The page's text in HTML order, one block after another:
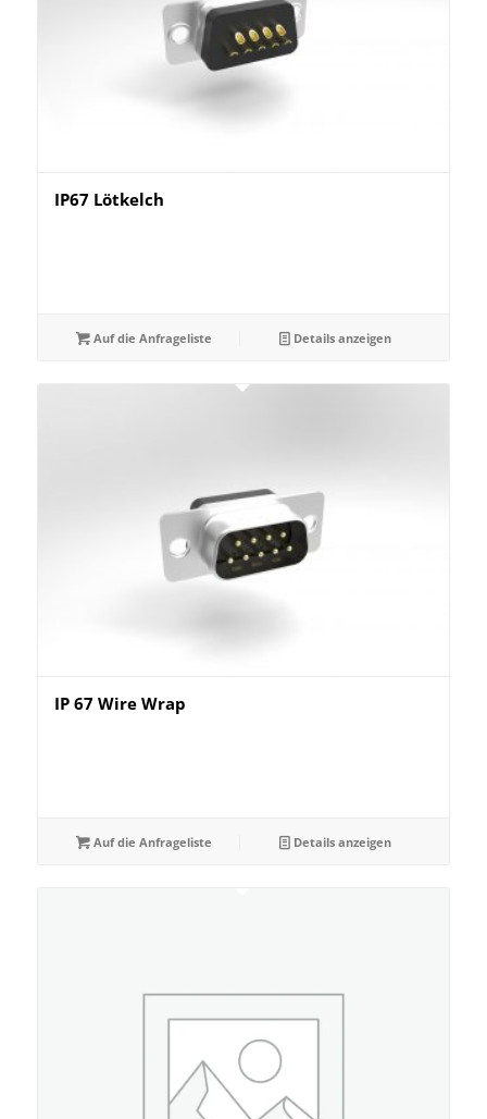
IP67 Lötkelch
Auf die Anfrageliste Details anzeigen
IP 67 Wire Wrap
Auf die Anfrageliste Details anzeigen